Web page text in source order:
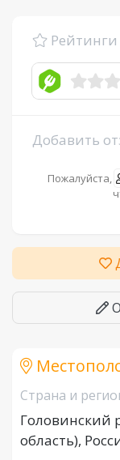
Рейтинги
Добавить
Пожалуйста,
Страна и
Головинский
область),